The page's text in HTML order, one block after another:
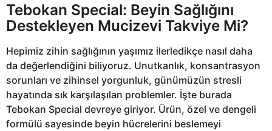
Tebokan Special: Beyin Sağlığını
Destekleyen Mucizevi Takviye Mi?
Hepimiz zihin sağlığının yaşımız ilerledikçe nasıl daha
da değerlendiğini biliyoruz. Unutkanlık, konsantrasyon
sorunları ve zihinsel yorgunluk, günümüzün stresli
hayatında sık karşılaşılan problemler. İşte burada
Tebokan Special devreye giriyor. Ürün, özel ve dengeli
formülü sayesinde beyin hücrelerini beslemeyi